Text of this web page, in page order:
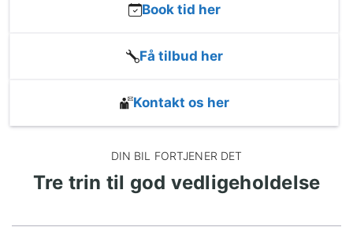
Book tid her
Få tilbud her
Kontakt os her
DIN BIL FORTJENER DET
Tre trin til god vedligeholdelse